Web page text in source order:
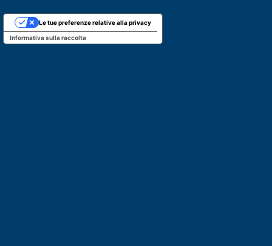
Informativa sulla raccolta
Le tue preferenze relative alla privacy